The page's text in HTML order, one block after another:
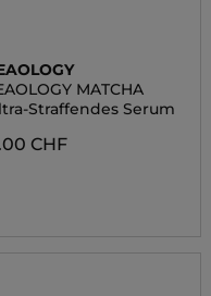
MATCHA
Straffendes Serum
CHF